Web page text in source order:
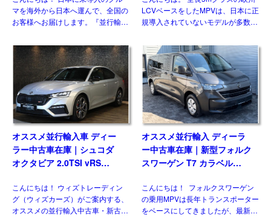
マを海外から日本へ運んで、全国の
お客様へお届けします。『並行輸入
査、保険、保証などのお話はしてき
ました(過去ブログ参照)。今回は並
行輸入車 ブログ｜令和8年 […]
LCVベースをしたMPVは、日本に正
規導入されていないモデルが多数を
トレーディング）でもお客様の問い
合わせおよび並行輸入実績の多いジ
ャンルのひとつです。& […]
オススメ並行輸入車 ディー
ラー中古車在庫｜シュコダ
オクタビア 2.0TSI vRS
こんにちは！ ウィズトレーディン
グ（ウィズカーズ）がご案内する、
オススメの並行輸入中古車・新古
オススメ並行輸入 ディーラ
ー中古車在庫｜新型フォルク
スワーゲン T7 カラベル
8AT 左ハンドル
こんにちは！ フォルクスワーゲン
の乗用MPVは長年トランスポーター
をベースにしてきましたが、最新の